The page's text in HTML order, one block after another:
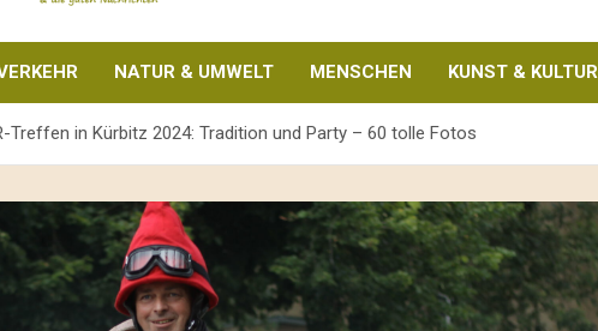
NATUR & UMWELT MENSCHEN KUNST & KULTUR
Treffen in Kürbitz 2024: Tradition und Party – 60 tolle Fotos